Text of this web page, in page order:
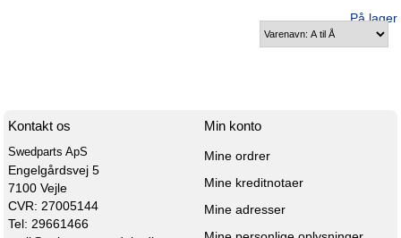
På lager
Kontakt os
Swedparts ApS
Engelgårdsvej 5
7100 Vejle
CVR: 27005144
Tel: 29661466
Min konto
Mine ordrer
Mine kreditnotaer
Mine adresser